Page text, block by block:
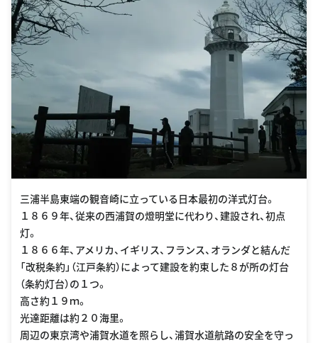
三浦半島東端の観音崎に立っている日本最初の洋式灯台。
１８６９年、従来の西浦賀の燈明堂に代わり、建設され、初点
灯。
１８６６年、アメリカ、イギリス、フランス、オランダと結んだ
「改税条約」（江戸条約）によって建設を約束した８が所の灯台
（条約灯台）の１つ。
高さ約１９ｍ。
光達距離は約２０海里。
周辺の東京湾や浦賀水道を照らし、浦賀水道航路の安全を守っ